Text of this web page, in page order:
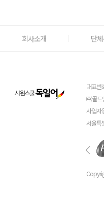
회사소개 단
대표번
㈜골드
사업자
서울특